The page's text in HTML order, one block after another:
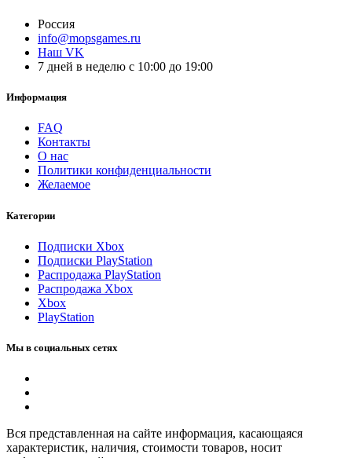
Россия
info@mopsgames.ru
Наш VK
7 дней в неделю с 10:00 до 19:00
Информация
FAQ
Контакты
О нас
Политики конфиденциальности
Желаемое
Категории
Подписки Xbox
Подписки PlayStation
Распродажа PlayStation
Распродажа Xbox
Xbox
PlayStation
Мы в социальных сетях
Вся представленная на сайте информация, касающаяся
характеристик, наличия, стоимости товаров, носит